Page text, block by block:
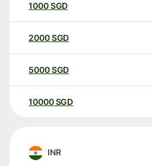
1000SGD
2000SGD
5000SGD
10000 SGD
INR